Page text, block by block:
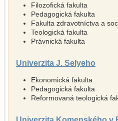
Filozofická fakulta
Pedagogická fakulta
Fakulta zdravotníctva a
Teologická fakulta
Právnická fakulta
Univerzita J. Selyeho
Ekonomická fakulta
Pedagogická fakulta
Reformovaná teologická